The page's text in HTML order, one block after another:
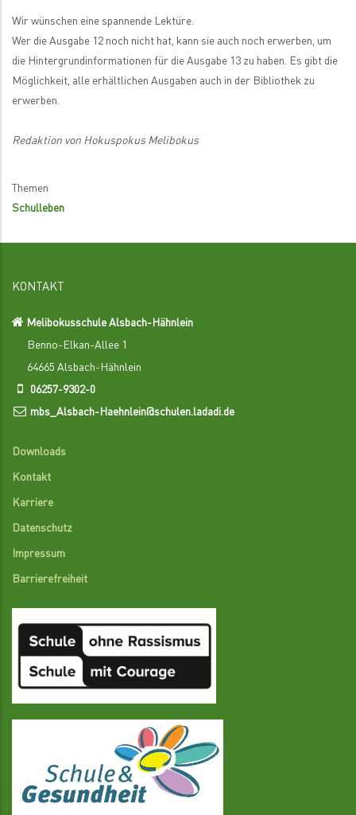
Wir wünschen eine spannende Lektüre.
Wer die Ausgabe 12 noch nicht hat, kann sie auch noch erwerben, um
die Hintergrundinformationen für die Ausgabe 13 zu haben. Es gibt die
Möglichkeit, alle erhältlichen Ausgaben auch in der Bibliothek zu
erwerben.
Redaktion von Hokuspokus Melibokus
Themen
Schulleben
KONTAKT
Melibokusschule Alsbach-Hähnlein
Benno-Elkan-Allee 1
64665 Alsbach-Hähnlein
06257-9302-0
mbs_Alsbach-Haehnlein@schulen.ladadi.de
Downloads
Kontakt
Karriere
Datenschutz
Impressum
Barrierefreiheit